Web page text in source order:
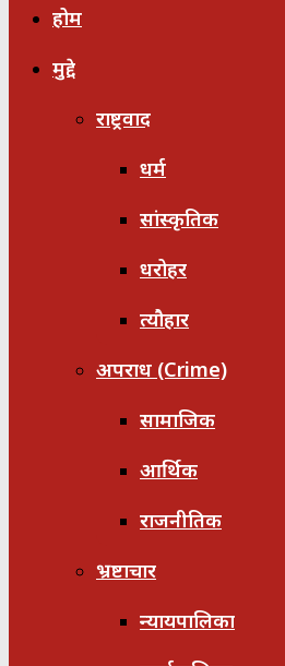
होम
मुद्दे
राष्ट्रवाद
धर्म
सांस्कृतिक
धरोहर
त्यौहार
अपराध (Crime)
सामाजिक
आर्थिक
राजनीतिक
भ्रष्टाचार
न्यायपालिका